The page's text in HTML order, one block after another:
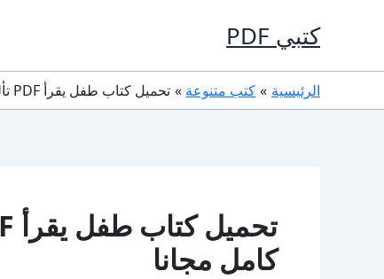
كتبي PDF
الرئيسية كتب متنوعة تحميل كتاب طفل يقرأ PDF تأليف أ.د. عبد الكريم بكار كامل مجانا
كامل مجانا